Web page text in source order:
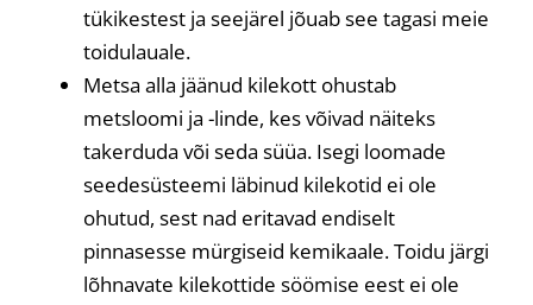
tükikestest ja seejärel jõuab see tagasi meie
toidulauale.
Metsa alla jäänud kilekott ohustab
metsloomi ja -linde, kes võivad näiteks
takerduda või seda süüa. Isegi loomade
seedesüsteemi läbinud kilekotid ei ole
ohutud, sest nad eritavad endiselt
pinnasesse mürgiseid kemikaale. Toidu järgi
lõhnavate kilekottide söömise eest ei ole